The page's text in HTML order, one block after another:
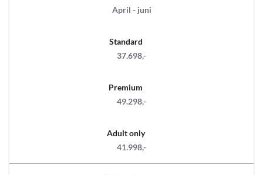
April - juni
Standard
37.698,-
Premium
49.298,-
Adult only
41.998,-